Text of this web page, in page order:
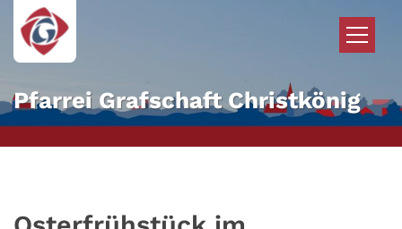
Zum Inhalt springen
Pfarrei Grafschaft Christkönig